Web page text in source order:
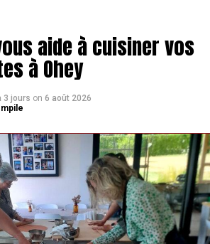
aide à cuisiner vos
à Ohey
3 jours on 6 août 2026